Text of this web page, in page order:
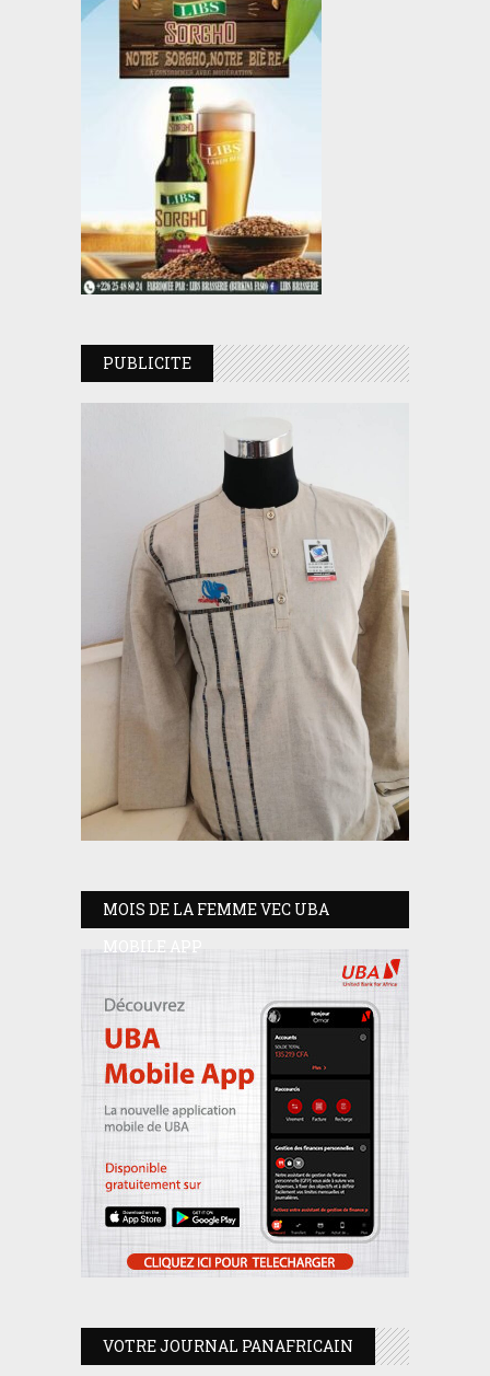
PUBLICITE
MOIS DE LA FEMME VEC UBA
MOBILE APP
VOTRE JOURNAL PANAFRICAIN